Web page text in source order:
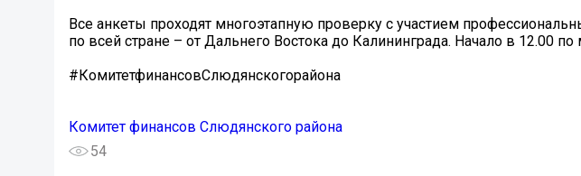
Все анкеты проходят многоэтапную проверку с участием
по всей стране – от Дальнего Востока до Калининграда. Начало в 12.00
#КомитетфинансовСлюдянскогорайона
Комитет финансов Слюдянского района
54